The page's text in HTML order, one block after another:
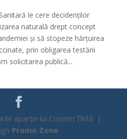
le cere decidenților
naturală drept concept
și să stopeze hărțuirea
prin obligarea testării
solicitarea publică...
aparțin lui Cosmin Țîntă |
Promo Zone